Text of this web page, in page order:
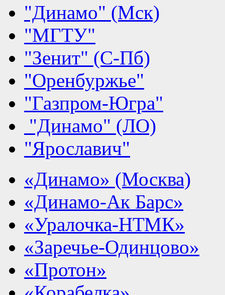
"Динамо" (Мск)
"МГТУ"
"Зенит" (С-Пб)
"Оренбуржье"
"Газпром-Югра"
"Динамо" (ЛО)
"Ярославич"
«Динамо» (Москва)
«Динамо-Ак Барс»
«Уралочка-НТМК»
«Заречье-Одинцово»
«Протон»